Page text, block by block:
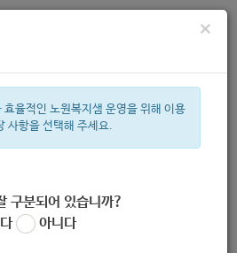
보는 복지 정보
×
율적인 노원복지샘 운영을 위해 이용
사항을 선택해 주세요.
구분되어 있습니까?
아니다